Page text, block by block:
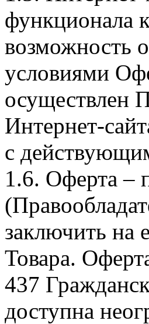
функционала
возможность
условиями
осуществлен
Интернет-
с
1.6. Оферта –
заключить на
Товара.
437
доступна